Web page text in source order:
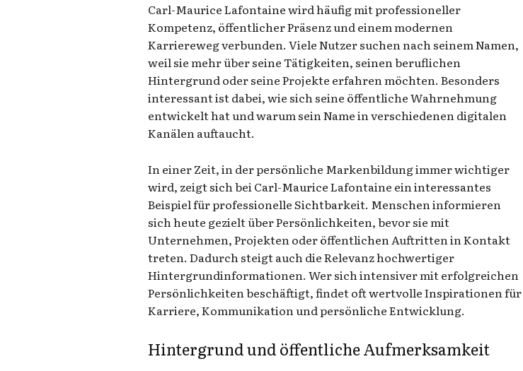
Carl-Maurice Lafontaine wird häufig mit professioneller
Kompetenz, öffentlicher Präsenz und einem modernen
Karriereweg verbunden. Viele Nutzer suchen nach seinem Namen,
weil sie mehr über seine Tätigkeiten, seinen beruflichen
Hintergrund oder seine Projekte erfahren möchten. Besonders
interessant ist dabei, wie sich seine öffentliche Wahrnehmung
entwickelt hat und warum sein Name in verschiedenen digitalen
Kanälen auftaucht.
In einer Zeit, in der persönliche Markenbildung immer wichtiger
wird, zeigt sich bei Carl-Maurice Lafontaine ein interessantes
Beispiel für professionelle Sichtbarkeit. Menschen informieren
sich heute gezielt über Persönlichkeiten, bevor sie mit
Unternehmen, Projekten oder öffentlichen Auftritten in Kontakt
treten. Dadurch steigt auch die Relevanz hochwertiger
Hintergrundinformationen. Wer sich intensiver mit erfolgreichen
Persönlichkeiten beschäftigt, findet oft wertvolle Inspirationen für
Karriere, Kommunikation und persönliche Entwicklung.
Hintergrund und öffentliche Aufmerksamkeit